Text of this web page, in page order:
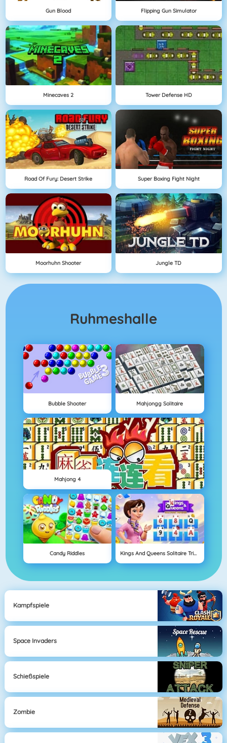
Gun Blood Flipping Gun Simulator
Minecaves 2 Tower Defense HD
Road Of Fury: Desert Strike Super Boxing Fight Night
Moorhuhn Shooter Jungle TD
Ruhmeshalle
Bubble Shooter Mahjongg Solitaire
Mahjong 4
Candy Riddles Kings And Queens Solitaire Tripeaks
Kampfspiele
Space Invaders
Schießspiele
Zombie